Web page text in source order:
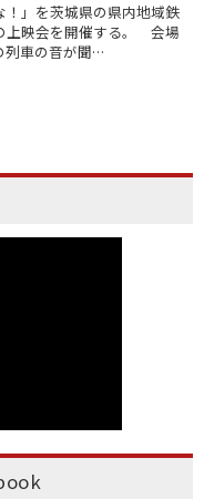
」を茨城県の県内地域鉄
上映会を開催する。 会場
列車の音が聞…